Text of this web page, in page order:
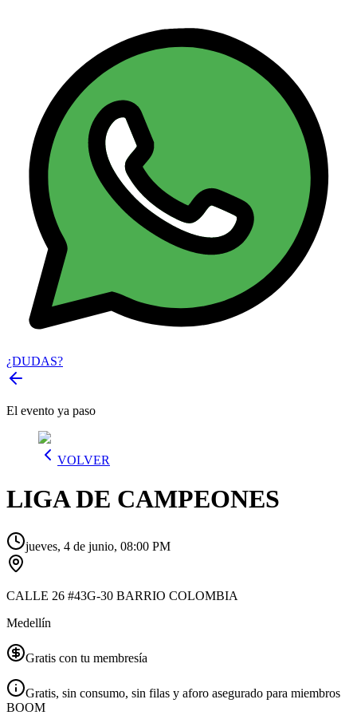
¿DUDAS?
El evento ya paso
VOLVER
LIGA DE CAMPEONES
jueves, 4 de junio, 08:00 PM
CALLE 26 #43G-30 BARRIO COLOMBIA
Medellín
Gratis con tu membresía
Gratis, sin consumo, sin filas y aforo asegurado para miembros
BOOM